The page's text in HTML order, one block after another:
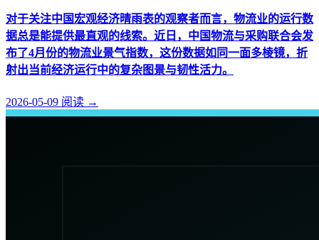
对于关注中国宏观经济晴雨表的观察者而言，物流业的运行数
据总是能提供最直观的线索。近日，中国物流与采购联合会发
布了4月份的物流业景气指数，这份数据如同一面多棱镜，折
射出当前经济运行中的复杂图景与韧性活力。
2026-05-09 阅读 →